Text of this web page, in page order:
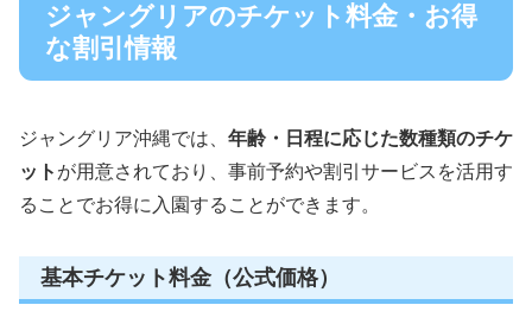
ジャングリアのチケット料金・お得
な割引情報
ジャングリア沖縄では、 年齢・日程に応じた数種類のチケ
ット が用意されており、事前予約や割引サービスを活用す
ることでお得に入園することができます。
基本チケット料金（公式価格）